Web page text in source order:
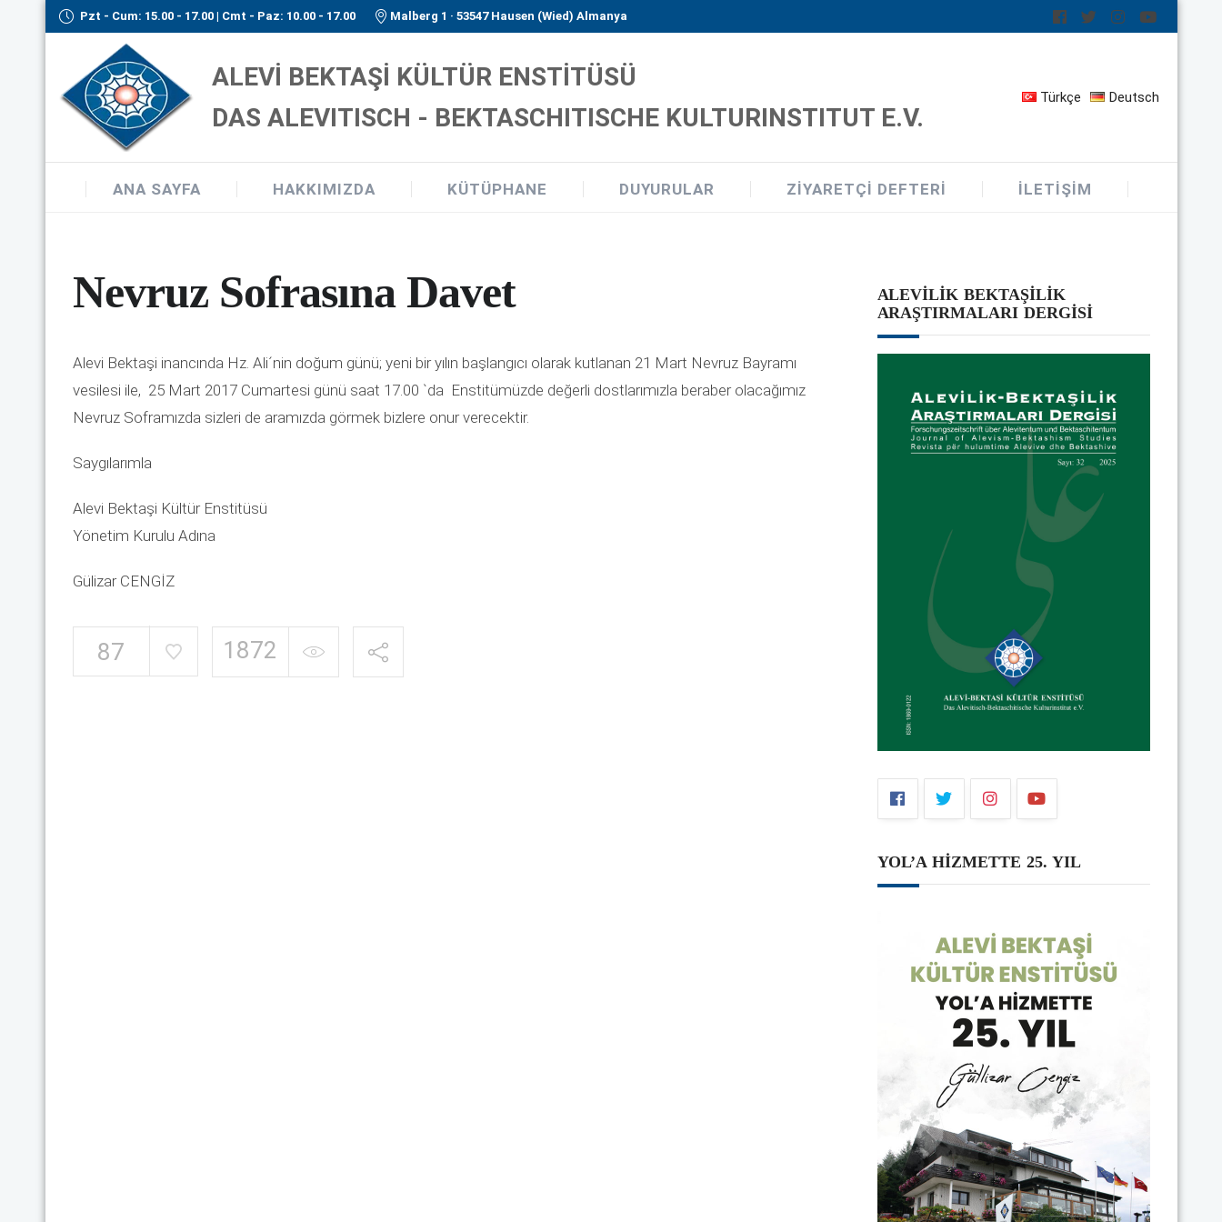
Pzt - Cum: 15.00 - 17.00 | Cmt - Paz: 10.00 - 17.00 Malberg 1 · 53547 Hausen (Wied) Almanya
ALEVİ BEKTAŞİ KÜLTÜR ENSTİTÜSÜ
DAS ALEVITISCH - BEKTASCHITISCHE KULTURINSTITUT E.V.
Türkçe Deutsch
ANA SAYFA HAKKIMIZDA KÜTÜPHANE DUYURULAR ZIYARETÇI DEFTERI İLETIŞIM
Nevruz Sofrasına Davet
Alevi Bektaşi inancında Hz. Ali´nin doğum günü; yeni bir yılın başlangıcı olarak kutlanan 21 Mart Nevruz Bayramı
vesilesi ile, 25 Mart 2017 Cumartesi günü saat 17.00 `da Enstitümüzde değerli dostlarımızla beraber olacağımız
Nevruz Soframızda sizleri de aramızda görmek bizlere onur verecektir.
Saygılarımla
Alevi Bektaşi Kültür Enstitüsü
Yönetim Kurulu Adına
Gülizar CENGİZ
87 1872
ALEVILIK BEKTAŞILIK
ARAŞTIRMALARI DERGISI
YOL’A HİZMETTE 25. YIL